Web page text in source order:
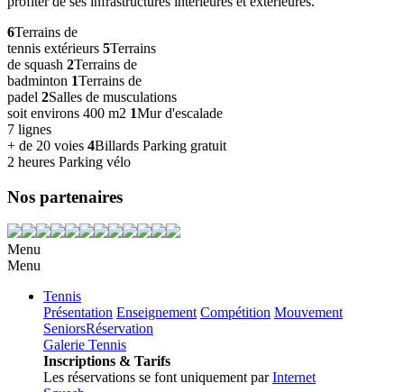
6Terrains de
tennis extérieurs 5Terrains
de squash 2Terrains de
badminton 1Terrains de
padel 2Salles de musculations
soit environs 400 m2 1Mur d'escalade
7 lignes
+ de 20 voies 4Billards Parking gratuit
2 heures Parking vélo
Nos partenaires
Menu
Menu
Tennis
Présentation Enseignement Compétition Mouvement
SeniorsRéservation
Galerie Tennis
Inscriptions & Tarifs
Les réservations se font uniquement parInternet